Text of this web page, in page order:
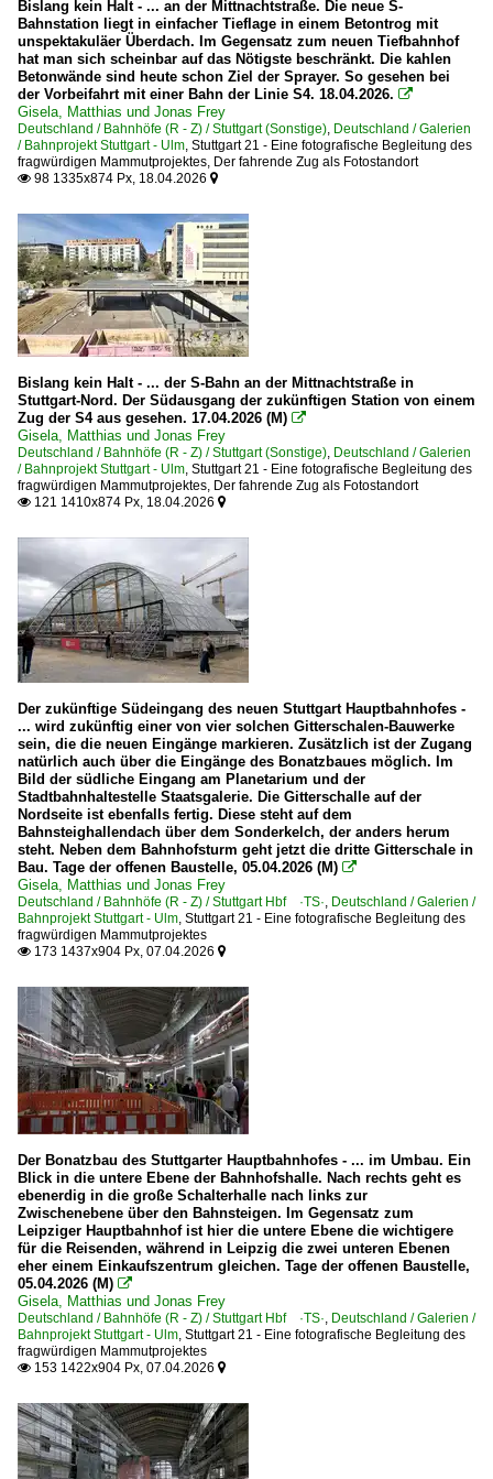
Stuttgart Hbf ·TS·
Ulm Hbf ·TQU R/F·
Bahntechnische Anlagen und Kunstbauten
Brücken und Kreuzungsbauwerke
Empfangsgebäude
Tunnel
Dampfloks
BR 58.2-21 bad. sächs. württ. preuß. G 12
E-Loks | Drehstrom | 91 80
6 101 BR 101
6 146 BR 146 ·Traxx AC1/2·
6 193 ¦ 7 193 BR 193 ·Vectron AC/MS· 'X4 E' Private
E-Loks | konventionell
6 111 BR 111
Elektrotriebzüge | 93 8x | ICE - IC
ICE 1 BR 401 · 5 401 · 5 801-804 ganze Züge
ICE 3 BR 403 · 5 403
ICE 3 BR 407 · 5 407 ·Velaro D·
Elektrotriebzüge | 94 80
0 423 BR 423
0 425 BR 425 'Quietschie'
0 430 BR 430
1 429 BR 429 ·Flirt 3 (fünfteilig)·
8 442 BR 442 ·Talent 3·
Galerien
Bahn und Menschen
Bahn und Städte
Experimente - Anders gesehen
Güterverkehr
Güterwagen
4 | Gattung S | Flachwagen mit Drehgestellen in
Museen und Ausstellungen
~ Sonstige
RB-, RE-Linien in BW
IRE 200
S-Bahnen und Regionalstadtbahnen
2012
2013
2014
2015
2016
2017
2019
2020
2020
2021
2022
2023
2024
2025
2026
Bislang kein Halt - ... an der Mittnachtstraße. Die neue S-
Bahnstation liegt in einfacher Tieflage in einem Betontrog mit
unspektakuläer Überdach. Im Gegensatz zum neuen Tiefbahnhof
hat man sich scheinbar auf das Nötigste beschränkt. Die kahlen
Betonwände sind heute schon Ziel der Sprayer. So gesehen bei
der Vorbeifahrt mit einer Bahn der Linie S4. 18.04.2026. 
Gisela, Matthias und Jonas Frey
Deutschland / Bahnhöfe (R - Z) / Stuttgart (Sonstige), Deutschland / Galerien
/ Bahnprojekt Stuttgart - Ulm, Stuttgart 21 - Eine fotografische Begleitung des
fragwürdigen Mammutprojektes, Der fahrende Zug als Fotostandort
 98 1335x874 Px, 18.04.2026 
Bislang kein Halt - ... der S-Bahn an der Mittnachtstraße in
Stuttgart-Nord. Der Südausgang der zukünftigen Station von einem
Zug der S4 aus gesehen. 17.04.2026 (M) 
Gisela, Matthias und Jonas Frey
Deutschland / Bahnhöfe (R - Z) / Stuttgart (Sonstige), Deutschland / Galerien
/ Bahnprojekt Stuttgart - Ulm, Stuttgart 21 - Eine fotografische Begleitung des
fragwürdigen Mammutprojektes, Der fahrende Zug als Fotostandort
 121 1410x874 Px, 18.04.2026 
Der zukünftige Südeingang des neuen Stuttgart Hauptbahnhofes -
... wird zukünftig einer von vier solchen Gitterschalen-Bauwerke
sein, die die neuen Eingänge markieren. Zusätzlich ist der Zugang
natürlich auch über die Eingänge des Bonatzbaues möglich. Im
Bild der südliche Eingang am Planetarium und der
Stadtbahnhaltestelle Staatsgalerie. Die Gitterschalle auf der
Nordseite ist ebenfalls fertig. Diese steht auf dem
Bahnsteighallendach über dem Sonderkelch, der anders herum
steht. Neben dem Bahnhofsturm geht jetzt die dritte Gitterschale in
Bau. Tage der offenen Baustelle, 05.04.2026 (M) 
Gisela, Matthias und Jonas Frey
Deutschland / Bahnhöfe (R - Z) / Stuttgart Hbf ·TS·, Deutschland / Galerien /
Bahnprojekt Stuttgart - Ulm, Stuttgart 21 - Eine fotografische Begleitung des
fragwürdigen Mammutprojektes
 173 1437x904 Px, 07.04.2026 
Der Bonatzbau des Stuttgarter Hauptbahnhofes - ... im Umbau. Ein
Blick in die untere Ebene der Bahnhofshalle. Nach rechts geht es
ebenerdig in die große Schalterhalle nach links zur
Zwischenebene über den Bahnsteigen. Im Gegensatz zum
Leipziger Hauptbahnhof ist hier die untere Ebene die wichtigere
für die Reisenden, während in Leipzig die zwei unteren Ebenen
eher einem Einkaufszentrum gleichen. Tage der offenen Baustelle,
05.04.2026 (M) 
Gisela, Matthias und Jonas Frey
Deutschland / Bahnhöfe (R - Z) / Stuttgart Hbf ·TS·, Deutschland / Galerien /
Bahnprojekt Stuttgart - Ulm, Stuttgart 21 - Eine fotografische Begleitung des
fragwürdigen Mammutprojektes
 153 1422x904 Px, 07.04.2026 